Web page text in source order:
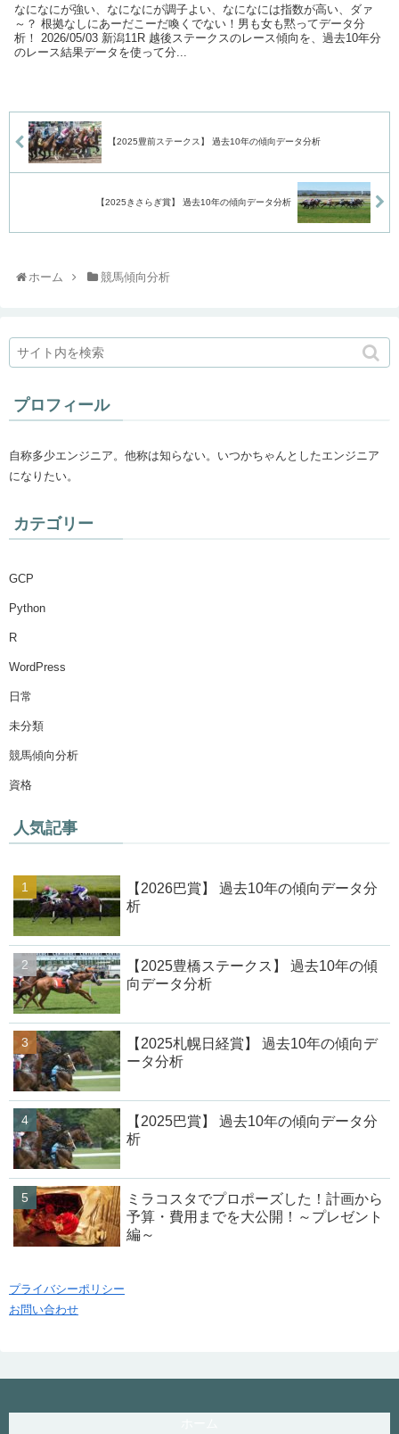
なになにが強い、なになにが調子よい、なになには指数が高い、ダァ
～？ 根拠なしにあーだこーだ喚くでない！男も女も黙ってデータ分
析！ 2026/05/03 新潟11R 越後ステークスのレース傾向を、過去10年分
のレース結果データを使って分...
【2025豊前ステークス】 過去10年の傾向データ分析
【2025きさらぎ賞】 過去10年の傾向データ分析
ホーム 競馬傾向分析
プロフィール
自称多少エンジニア。他称は知らない。いつかちゃんとしたエンジニア
になりたい。
カテゴリー
GCP
Python
R
WordPress
日常
未分類
競馬傾向分析
資格
人気記事
【2026巴賞】 過去10年の傾向データ分
析
【2025豊橋ステークス】 過去10年の傾
向データ分析
【2025札幌日経賞】 過去10年の傾向デ
ータ分析
【2025巴賞】 過去10年の傾向データ分
析
ミラコスタでプロポーズした！計画から
予算・費用までを大公開！～プレゼント
編～
プライバシーポリシー
お問い合わせ